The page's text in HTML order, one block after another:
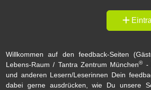
Willkommen auf den feedback-Seiten
Lebens-Raum / Tantra Zentrum München® -
und anderen Lesern/Leserinnen Dein
dabei gerne ausdrücken, wie Du unsere